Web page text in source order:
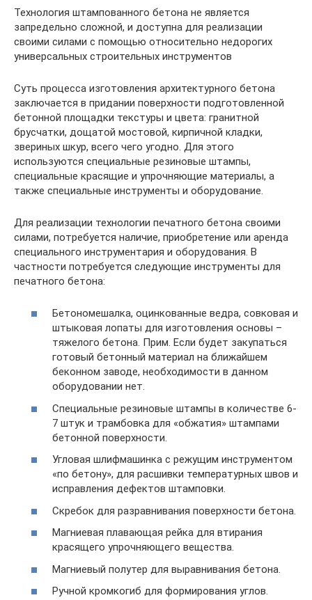
Технология штампованного бетона не является
запредельно сложной, и доступна для реализации
своими силами с помощью относительно недорогих
универсальных строительных инструментов
Суть процесса изготовления архитектурного бетона
заключается в придании поверхности подготовленной
бетонной площадки текстуры и цвета: гранитной
брусчатки, дощатой мостовой, кирпичной кладки,
звериных шкур, всего чего угодно. Для этого
используются специальные резиновые штампы,
специальные красящие и упрочняющие материалы, а
также специальные инструменты и оборудование.
Для реализации технологии печатного бетона своими
силами, потребуется наличие, приобретение или аренда
специального инструментария и оборудования. В
частности потребуется следующие инструменты для
печатного бетона:
Бетономешалка, оцинкованные ведра, совковая и
штыковая лопаты для изготовления основы –
тяжелого бетона. Прим. Если будет закупаться
готовый бетонный материал на ближайшем
беконном заводе, необходимости в данном
оборудовании нет.
Специальные резиновые штампы в количестве 6-
7 штук и трамбовка для «обжатия» штампами
бетонной поверхности.
Угловая шлифмашинка с режущим инструментом
«по бетону», для расшивки температурных швов и
исправления дефектов штамповки.
Скребок для разравнивания поверхности бетона.
Магниевая плавающая рейка для втирания
красящего упрочняющего вещества.
Магниевый полутер для выравнивания бетона.
Ручной кромкогиб для формирования углов.